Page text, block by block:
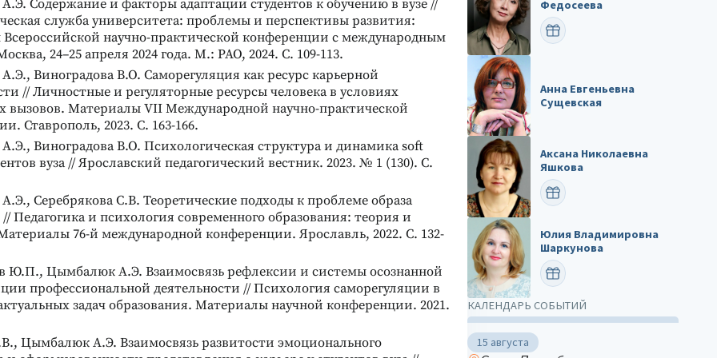
Содержание и факторы адаптации студентов к обучению в вузе //
служба университета: проблемы и перспективы развития:
научно-практической конференции с международным
24–25 апреля 2024 года. М.: РАО, 2024. С. 109-113.
Виноградова В.О. Саморегуляция как ресурс карьерной
// Личностные и регуляторные ресурсы человека в условиях
вызовов. Материалы VII Международной научно-практической
Ставрополь, 2023. С. 163-166.
Виноградова В.О. Психологическая структура и динамика soft
вуза // Ярославский педагогический вестник. 2023. № 1 (130). С.
Серебрякова С.В. Теоретические подходы к проблеме образа
Педагогика и психология современного образования: теория и
76-й международной конференции. Ярославль, 2022. С. 132-
Ю.П., Цымбалюк А.Э. Взаимосвязь рефлексии и системы осознанной
профессиональной деятельности // Психология саморегуляции в
задач образования. Материалы научной конференции. 2021.
Цымбалюк А.Э. Взаимосвязь развитости эмоционального
Реклама Реклама
Федосеева
ПОЗДРАВИТЬ
Анна Евгеньевна
Сущевская
Аксана Николаевна
Яшкова
ПОЗДРАВИТЬ
Юлия Владимировна
Шаркунова
ПОЗДРАВИТЬ
КАЛЕНДАРЬ СОБЫТИЙ
15 августа